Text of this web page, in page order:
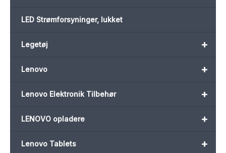
LED Strømforsyninger, lukket
+
Legetøj
+
Lenovo
+
Lenovo Elektronik Tilbehør
+
LENOVO opladere
+
Lenovo Tablets